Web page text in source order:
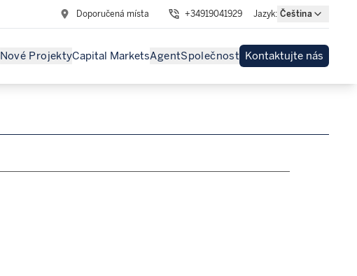
Doporučená místa +34919041929 Jazyk: Čeština
Nové ProjektyCapital MarketsAgentSpolečnost Kontaktujte nás